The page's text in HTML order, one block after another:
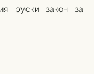
руски закон за